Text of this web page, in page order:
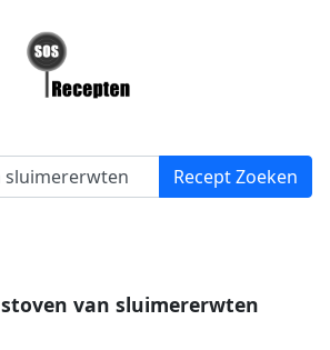
stoven van sluimererwten